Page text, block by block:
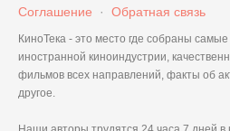
Соглашение · Обратная связь
КиноТека - это место где собраны
иностранной киноиндустрии,
фильмов всех направлений, факты об
другое.